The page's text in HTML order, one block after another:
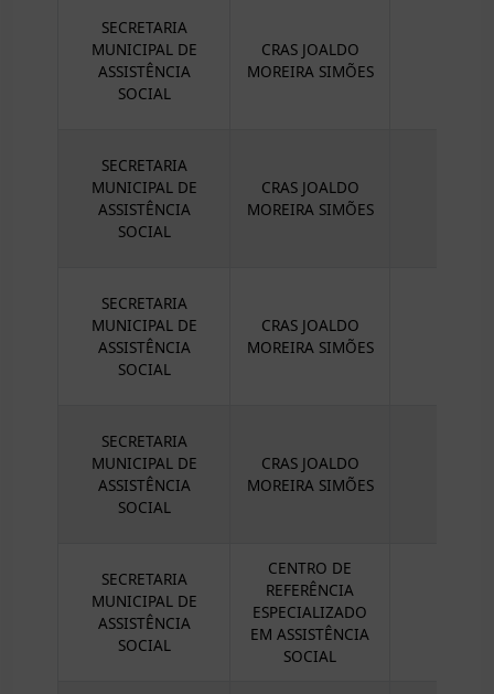
SECRETARIA
MUNICIPAL DE
ASSISTÊNCIA
SOCIAL
CRAS JOALDO
MOREIRA SIMÕES
SECRETARIA
MUNICIPAL DE
ASSISTÊNCIA
SOCIAL
CRAS JOALDO
MOREIRA SIMÕES
SECRETARIA
MUNICIPAL DE
ASSISTÊNCIA
SOCIAL
CRAS JOALDO
MOREIRA SIMÕES
SECRETARIA
MUNICIPAL DE
ASSISTÊNCIA
SOCIAL
CRAS JOALDO
MOREIRA SIMÕES
SECRETARIA
MUNICIPAL DE
ASSISTÊNCIA
SOCIAL
CENTRO DE
REFERÊNCIA
ESPECIALIZADO
EM ASSISTÊNCIA
SOCIAL